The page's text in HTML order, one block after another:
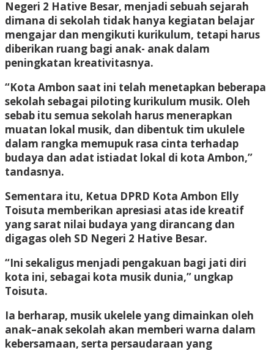
Negeri 2 Hative Besar, menjadi sebuah sejarah
dimana di sekolah tidak hanya kegiatan belajar
mengajar dan mengikuti kurikulum, tetapi harus
diberikan ruang bagi anak- anak dalam
peningkatan kreativitasnya.
“Kota Ambon saat ini telah menetapkan beberapa
sekolah sebagai piloting kurikulum musik. Oleh
sebab itu semua sekolah harus menerapkan
muatan lokal musik, dan dibentuk tim ukulele
dalam rangka memupuk rasa cinta terhadap
budaya dan adat istiadat lokal di kota Ambon,”
tandasnya.
Sementara itu, Ketua DPRD Kota Ambon Elly
Toisuta memberikan apresiasi atas ide kreatif
yang sarat nilai budaya yang dirancang dan
digagas oleh SD Negeri 2 Hative Besar.
“Ini sekaligus menjadi pengakuan bagi jati diri
kota ini, sebagai kota musik dunia,” ungkap
Toisuta.
Ia berharap, musik ukelele yang dimainkan oleh
anak–anak sekolah akan memberi warna dalam
kebersamaan, serta persaudaraan yang